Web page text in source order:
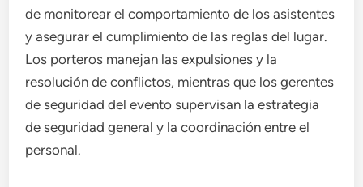
de monitorear el comportamiento de los asistentes
y asegurar el cumplimiento de las reglas del lugar.
Los porteros manejan las expulsiones y la
resolución de conflictos, mientras que los gerentes
de seguridad del evento supervisan la estrategia
de seguridad general y la coordinación entre el
personal.